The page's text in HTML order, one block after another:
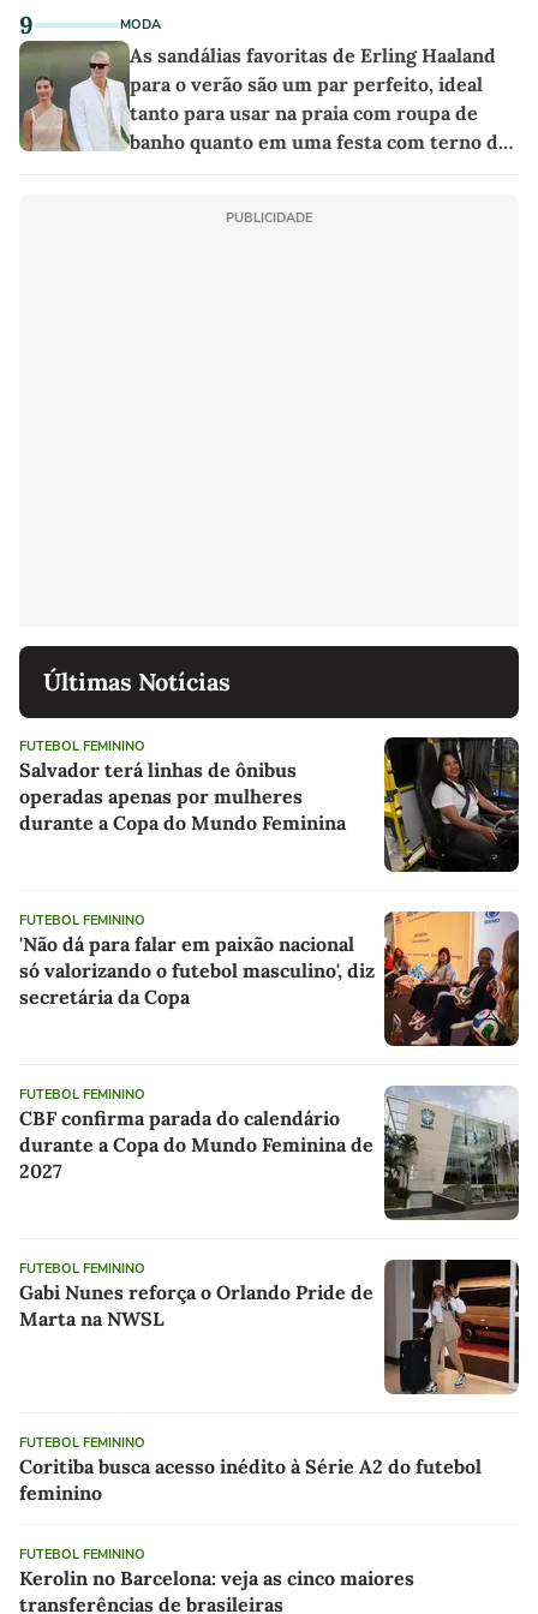
9 MODA
As sandálias favoritas de Erling Haaland
para o verão são um par perfeito, ideal
tanto para usar na praia com roupa de
banho quanto em uma festa com terno de
PUBLICIDADE
Últimas Notícias
FUTEBOL FEMININO
Salvador terá linhas de ônibus
operadas apenas por mulheres
durante a Copa do Mundo Feminina
FUTEBOL FEMININO
'Não dá para falar em paixão nacional
só valorizando o futebol masculino', diz
secretária da Copa
FUTEBOL FEMININO
CBF confirma parada do calendário
durante a Copa do Mundo Feminina de
2027
FUTEBOL FEMININO
Gabi Nunes reforça o Orlando Pride de
Marta na NWSL
FUTEBOL FEMININO
Coritiba busca acesso inédito à Série A2 do futebol
feminino
FUTEBOL FEMININO
Kerolin no Barcelona: veja as cinco maiores
transferências de brasileiras